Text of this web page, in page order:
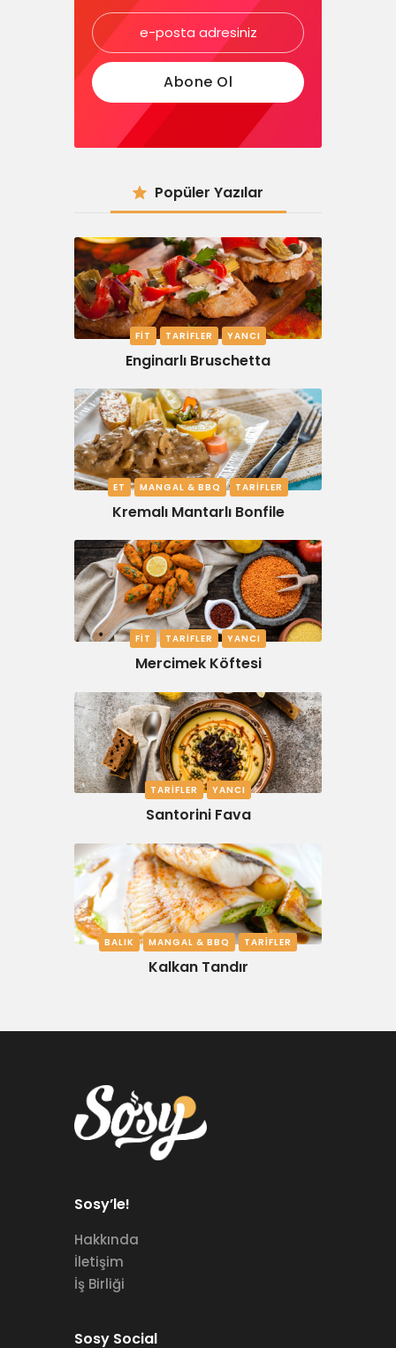
Popüler Yazılar
FIT TARIFLER YANCI
Enginarlı Bruschetta
ET MANGAL & BBQ TARIFLER
Kremalı Mantarlı Bonfile
FIT TARIFLER YANCI
Mercimek Köftesi
TARIFLER YANCI
Santorini Fava
BALIK MANGAL & BBQ TARIFLER
Kalkan Tandır
Sosy’le!
Hakkında
İletişim
İş Birliği
Sosy Social